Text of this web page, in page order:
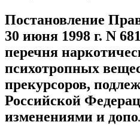
Постановление
30 июня 1998 г. N
перечня
психотропных
прекурсоров,
Российской
изменениями и